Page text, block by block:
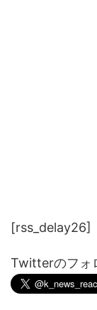
[rss_delay26]
Twitterのフォ